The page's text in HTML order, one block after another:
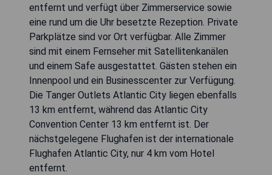
entfernt und verfügt über Zimmerservice sowie
eine rund um die Uhr besetzte Rezeption. Private
Parkplätze sind vor Ort verfügbar. Alle Zimmer
sind mit einem Fernseher mit Satellitenkanälen
und einem Safe ausgestattet. Gästen stehen ein
Innenpool und ein Businesscenter zur Verfügung.
Die Tanger Outlets Atlantic City liegen ebenfalls
13 km entfernt, während das Atlantic City
Convention Center 13 km entfernt ist. Der
nächstgelegene Flughafen ist der internationale
Flughafen Atlantic City, nur 4 km vom Hotel
entfernt.